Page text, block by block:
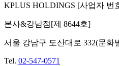
KPLUS HOLDINGS [사업자 번
본사&강남점[제 8644호]
서울 강남구 도산대로 332(문화
Tel. 02-547-0571